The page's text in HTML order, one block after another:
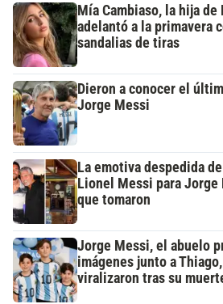
Mía Cambiaso, la hija de
adelantó a la primavera
sandalias de tiras
Dieron a conocer el
Jorge Messi
La emotiva despedida
Lionel Messi para
que tomaron
Jorge Messi, el abuelo
imágenes junto a
viralizaron tras su